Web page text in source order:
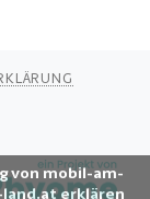
von mobil-am-
erklären